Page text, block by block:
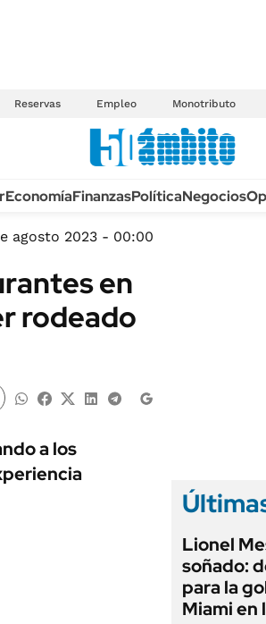
Reservas Empleo Monotributo
TECNOLOGÍA
MÉXICO
MUNDO
INFORMACIÓN GENERAL
AUTOS
EconomíaFinanzasPolíticaNegocios
agosto 2023 - 00:00
en
rodeado
a los
Lionel
soñado:
para la
Miami en